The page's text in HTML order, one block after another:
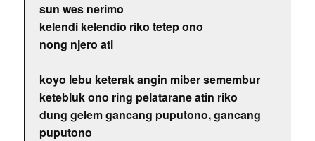
sun wes nerimo
kelendi kelendio riko tetep ono
nong njero ati
koyo lebu keterak angin miber semembur
ketebluk ono ring pelatarane atin riko
dung gelem gancang puputono, gancang
puputono